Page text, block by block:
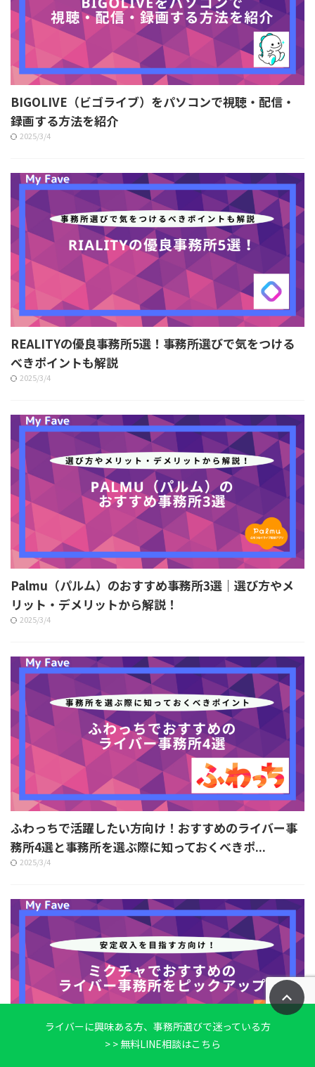
ライバーに興味ある方、事務所選びで迷っている方
> > 無料LINE相談はこちら
BIGOLIVE（ビゴライブ）をパソコンで視聴・配信・
録画する方法を紹介
2025/3/4
REALITYの優良事務所5選！事務所選びで気をつける
べきポイントも解説
2025/3/4
Palmu（パルム）のおすすめ事務所3選｜選び方やメ
リット・デメリットから解説！
2025/3/4
ふわっちで活躍したい方向け！おすすめのライバー事
務所4選と事務所を選ぶ際に知っておくべきポ...
2025/3/4